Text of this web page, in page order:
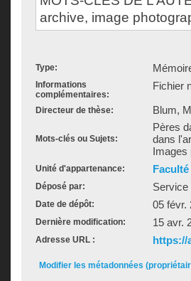
archive, image
Type:
Informations
complémentaires:
Fichier
Directeur de thèse: Blum,
Mots-clés ou Sujets:
Pères
dans
Images
Unité d'appartenance:
Déposé par: Service
Date de dépôt: 05 févr.
Dernière modification: 15 avr.
Adresse URL : https://
Modifier les métadonnées